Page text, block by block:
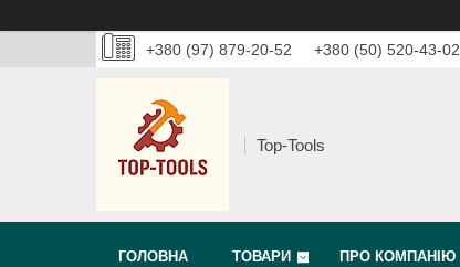
+380 (97) 879-20-52 +380 (50) 520-43-02
Top-Tools
ГОЛОВНА ТОВАРИ ПРО КОМПАНІЮ